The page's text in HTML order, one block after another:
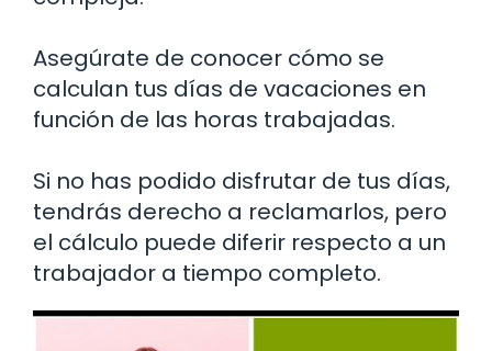
Asegúrate de conocer cómo se
calculan tus días de vacaciones en
función de las horas trabajadas.
Si no has podido disfrutar de tus días,
tendrás derecho a reclamarlos, pero
el cálculo puede diferir respecto a un
trabajador a tiempo completo.